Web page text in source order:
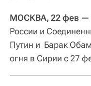
МОСКВА, 22 фев —
России и
Путин и Барак
огня в Сирии с 27